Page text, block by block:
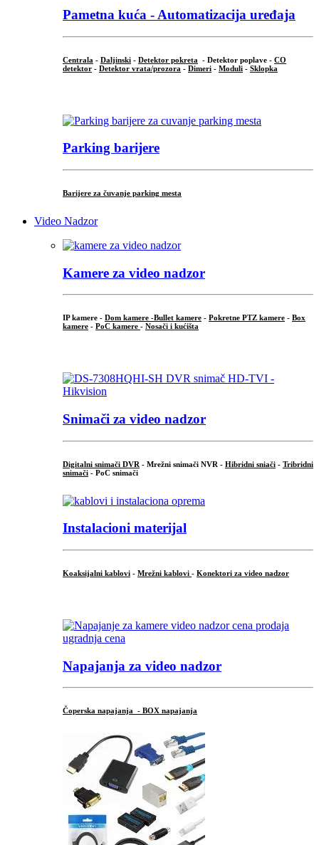
Pametna kuća - Automatizacija uređaja
Centrala - Daljinski - Detektor pokreta - Detektor poplave - CO
detektor - Detektor vrata/prozora - Dimeri - Moduli - Sklopka
Parking barijere
Barijere za čuvanje parking mesta
Video Nadzor
Kamere za video nadzor
IP kamere - Dom kamere -Bullet kamere - Pokretne PTZ kamere - Box
kamere - PoC kamere - Nosači i kućišta
Snimači za video nadzor
Digitalni snimači DVR - Mrežni snimači NVR - Hibridni sniači - Tribridni
snimači - PoC snimači
Instalacioni materijal
Koaksijalni kablovi - Mrežni kablovi - Konektori za video nadzor
Napajanja za video nadzor
Čoperska napajanja - BOX napajanja